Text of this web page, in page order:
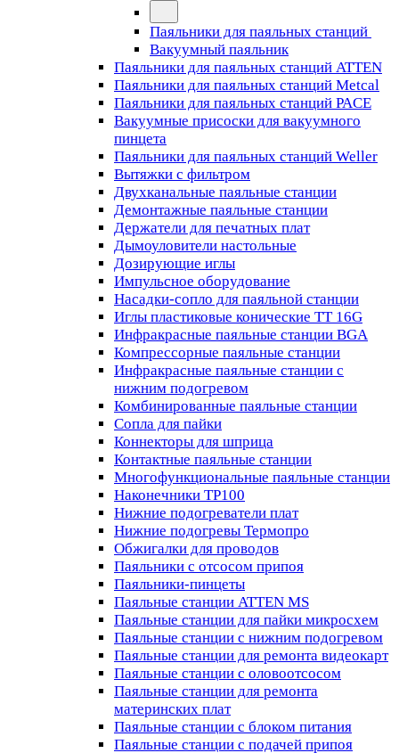
Паяльники для паяльных станций
Вакуумный паяльник
Паяльники для паяльных станций ATTEN
Паяльники для паяльных станций Metcal
Паяльники для паяльных станций PACE
Вакуумные присоски для вакуумного
пинцета
Паяльники для паяльных станций Weller
Вытяжки с фильтром
Двухканальные паяльные станции
Демонтажные паяльные станции
Держатели для печатных плат
Дымоуловители настольные
Дозирующие иглы
Импульсное оборудование
Насадки-сопло для паяльной станции
Иглы пластиковые конические TT 16G
Инфракрасные паяльные станции BGA
Компрессорные паяльные станции
Инфракрасные паяльные станции с
нижним подогревом
Комбинированные паяльные станции
Сопла для пайки
Коннекторы для шприца
Контактные паяльные станции
Многофункциональные паяльные станции
Наконечники TP100
Нижние подогреватели плат
Нижние подогревы Термопро
Обжигалки для проводов
Паяльники с отсосом припоя
Паяльники-пинцеты
Паяльные станции ATTEN MS
Паяльные станции для пайки микросхем
Паяльные станции с нижним подогревом
Паяльные станции для ремонта видеокарт
Паяльные станции с оловоотсосом
Паяльные станции для ремонта
материнских плат
Паяльные станции с блоком питания
Паяльные станции с подачей припоя